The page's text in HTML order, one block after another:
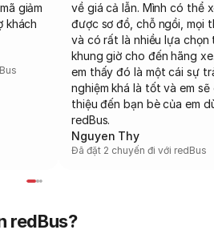
giảm
khách
về giá cả lẫn. Mình có thể
được sơ đồ, chỗ ngồi, mọi
và có rất là nhiều lựa chọn
khung giờ cho đến hãng
em thấy đó là một cái sự
nghiệm khá là tốt và em sẽ
thiệu đến bạn bè của em
redBus.
Nguyen Thy
Đã đặt 2 chuyến đi với redBus
redBus?